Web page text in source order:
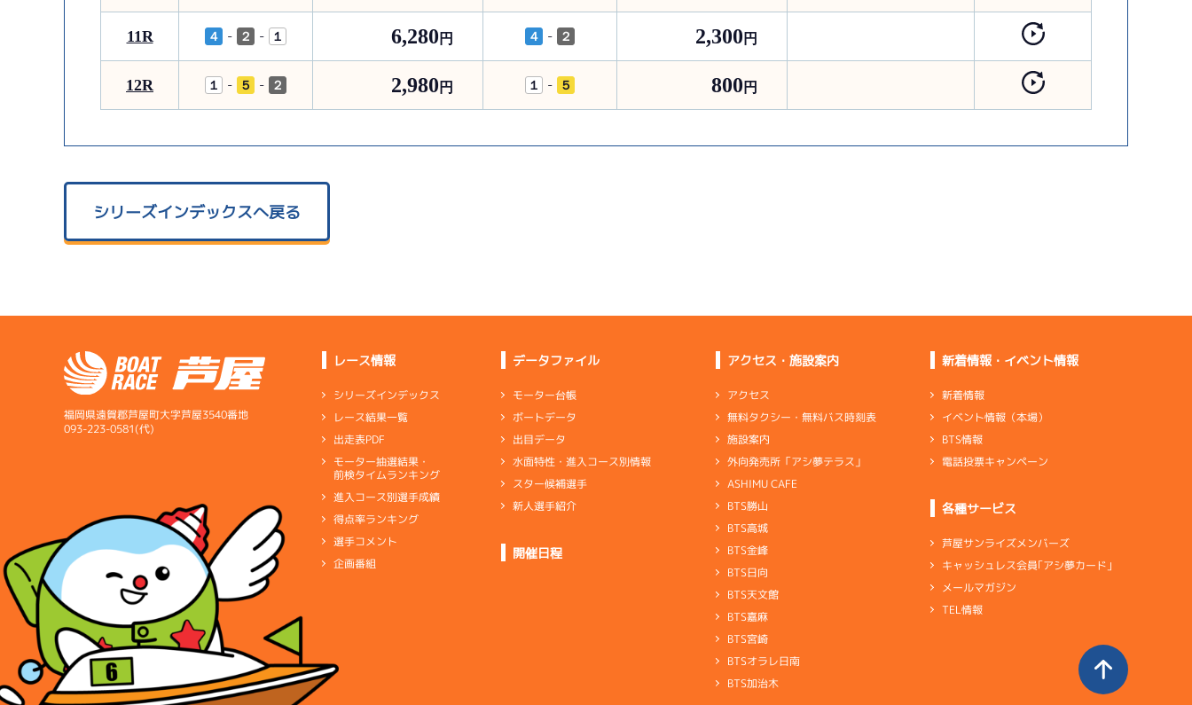
11R ４ - ２ - １ 6,280 円 ４ - ２ 2,300 円
12R １ - ５ - ２ 2,980 円 １ - ５ 800 円
シリーズインデックスへ戻る
福岡県遠賀郡芦屋町大字芦屋3540番地
093-223-0581(代)
レース情報
シリーズインデックス
レース結果一覧
出走表PDF
モーター抽選結果・
前検タイムランキング
進入コース別選手成績
得点率ランキング
選手コメント
企画番組
データファイル
モーター台帳
ボートデータ
出目データ
水面特性・進入コース別情報
スター候補選手
新人選手紹介
開催日程
アクセス・施設案内
アクセス
無料タクシー・無料バス時刻表
施設案内
外向発売所「アシ夢テラス」
ASHIMU CAFE
BTS勝山
BTS高城
BTS金峰
BTS日向
BTS天文館
BTS嘉麻
BTS宮崎
BTSオラレ日南
BTS加治木
新着情報・イベント情報
新着情報
イベント情報（本場）
BTS情報
電話投票キャンペーン
各種サービス
芦屋サンライズメンバーズ
キャッシュレス会員｢アシ夢カード｣
メールマガジン
TEL情報